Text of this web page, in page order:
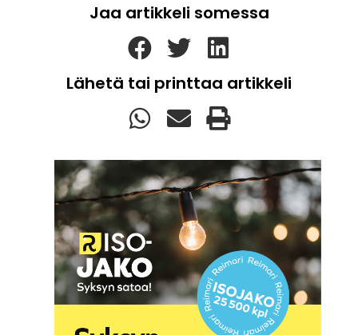
Jaa artikkeli somessa
Lähetä tai printtaa artikkeli